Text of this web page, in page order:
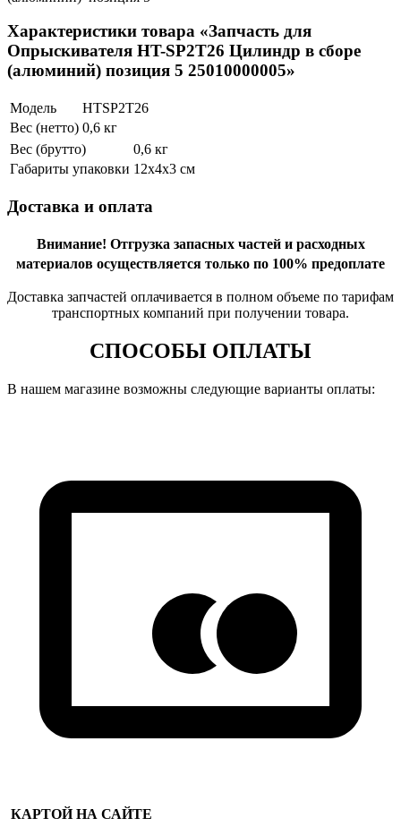
Характеристики товара «Запчасть для
Опрыскивателя HT-SP2T26 Цилиндр в сборе
(алюминий) позиция 5 25010000005»
Модель
HTSP2T26
Вес (нетто) 0,6 кг
Вес (брутто)
0,6 кг
Габариты упаковки 12х4х3 см
Доставка и оплата
Внимание! Отгрузка запасных частей и расходных
материалов осуществляется только по 100% предоплате
Доставка запчастей оплачивается в полном объеме по тарифам
транспортных компаний при получении товара.
СПОСОБЫ ОПЛАТЫ
В нашем магазине возможны следующие варианты оплаты:
КАРТОЙ НА САЙТЕ